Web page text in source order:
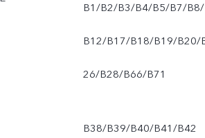
B1/B2/B3/B4/B5/B7/B8/
B12/B17/B18/B19/B20/
26/B28/B66/B71
B38/B39/B40/B41/B42